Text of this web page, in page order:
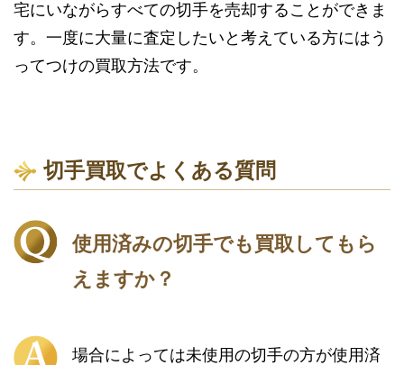
宅にいながらすべての切手を売却することができま
す。一度に大量に査定したいと考えている方にはう
ってつけの買取方法です。
切手買取でよくある質問
使用済みの切手でも買取してもら
えますか？
場合によっては未使用の切手の方が使用済